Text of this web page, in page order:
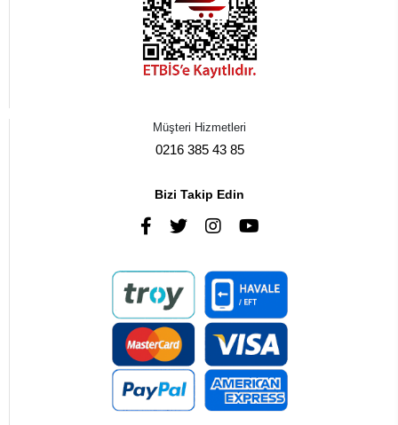
Müşteri Hizmetleri
0216 385 43 85
Bizi Takip Edin